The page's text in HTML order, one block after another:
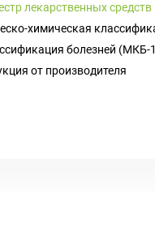
лекарственных средств
химическая
болезней (МКБ-
от производителя